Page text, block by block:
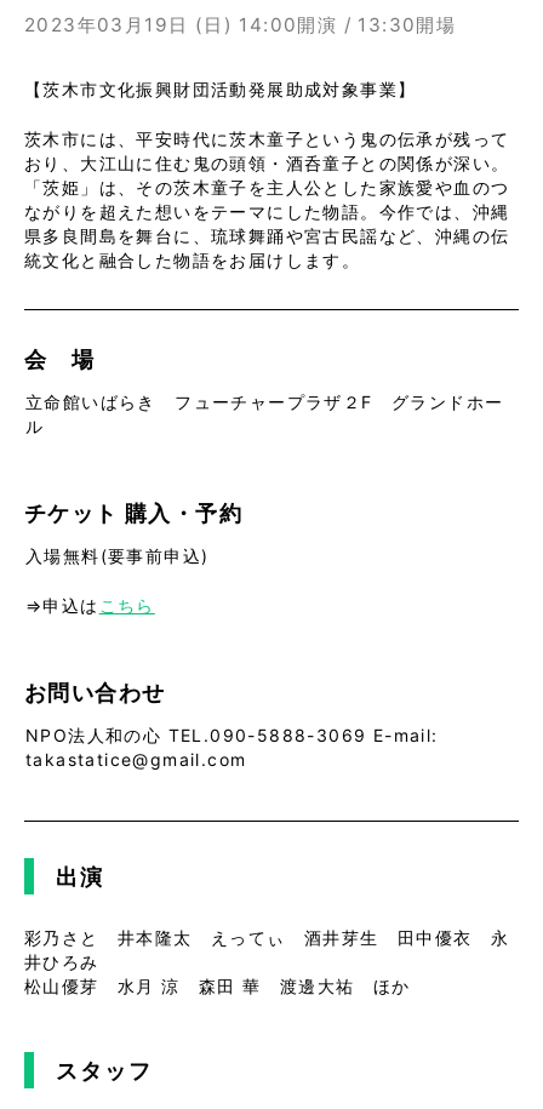
2023年03月19日 (日) 14:00開演 / 13:30開場
【茨木市文化振興財団活動発展助成対象事業】
茨木市には、平安時代に茨木童子という鬼の伝承が残って
おり、大江山に住む鬼の頭領・酒呑童子との関係が深い。
「茨姫」は、その茨木童子を主人公とした家族愛や血のつ
ながりを超えた想いをテーマにした物語。今作では、沖縄
県多良間島を舞台に、琉球舞踊や宮古民謡など、沖縄の伝
統文化と融合した物語をお届けします。
会 場
立命館いばらき フューチャープラザ２F グランドホー
ル
チケット 購入・予約
入場無料(要事前申込)
⇒申込は こちら
お問い合わせ
NPO法人和の心 TEL.090-5888-3069 E-mail:
takastatice@gmail.com
出演
彩乃さと 井本隆太 えってぃ 酒井芽生 田中優衣 永
井ひろみ
松山優芽 水月 涼 森田 華 渡邊大祐 ほか
スタッフ